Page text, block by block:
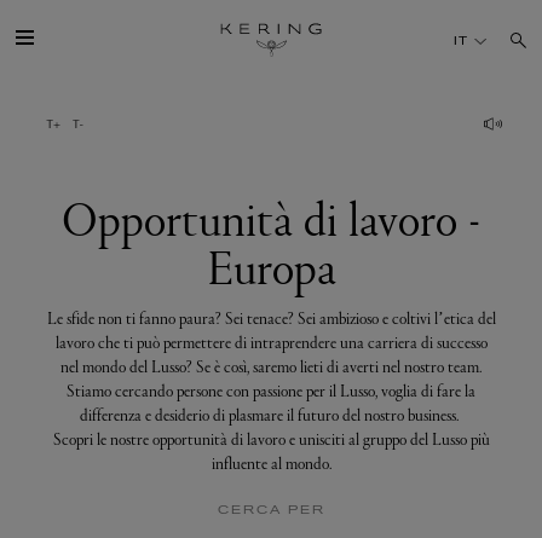
lavoro
SOSTENIBILITÀ
FINANCE
MEDIA
IT
Opportunità di lavoro -
Europa
Le sfide non ti fanno paura? Sei tenace? Sei ambizioso e coltivi l’etica del
lavoro che ti può permettere di intraprendere una carriera di successo
nel mondo del Lusso? Se è così, saremo lieti di averti nel nostro team.
Stiamo cercando persone con passione per il Lusso, voglia di fare la
differenza e desiderio di plasmare il futuro del nostro business.
Scopri le nostre opportunità di lavoro e unisciti al gruppo del Lusso più
influente al mondo.
CERCA PER